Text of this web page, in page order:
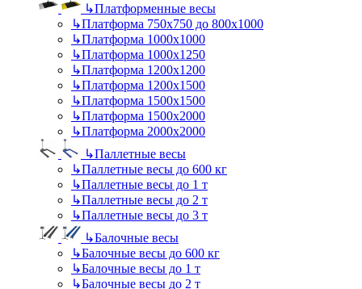
↳Платформенные весы
↳Платформа 750х750 до 800х1000
↳Платформа 1000х1000
↳Платформа 1000х1250
↳Платформа 1200х1200
↳Платформа 1200х1500
↳Платформа 1500х1500
↳Платформа 1500х2000
↳Платформа 2000х2000
↳Паллетные весы
↳Паллетные весы до 600 кг
↳Паллетные весы до 1 т
↳Паллетные весы до 2 т
↳Паллетные весы до 3 т
↳Балочные весы
↳Балочные весы до 600 кг
↳Балочные весы до 1 т
↳Балочные весы до 2 т